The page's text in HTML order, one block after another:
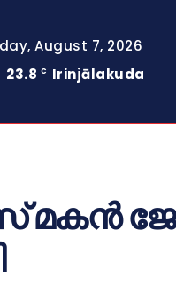
August 7, 2026
23.8 C Irinjālakuda
മകൻ